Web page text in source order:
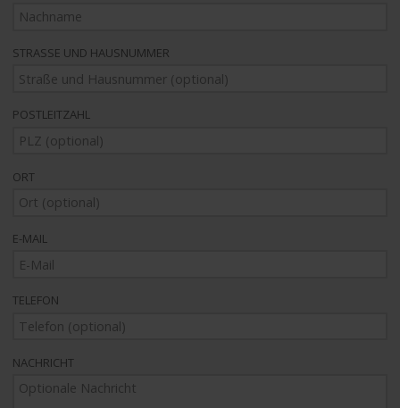
STRASSE UND HAUSNUMMER
POSTLEITZAHL
ORT
E-MAIL
TELEFON
NACHRICHT